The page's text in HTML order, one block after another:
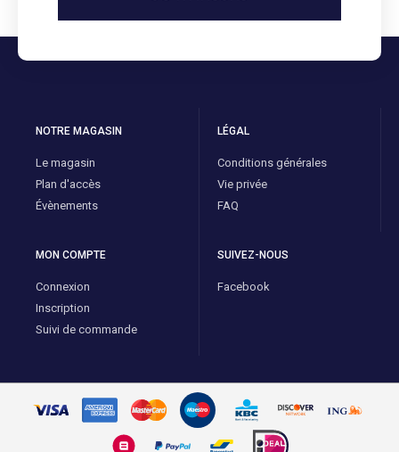
NOTRE MAGASIN
Le magasin
Plan d'accès
Évènements
LÉGAL
Conditions générales
Vie privée
FAQ
MON COMPTE
Connexion
Inscription
Suivi de commande
SUIVEZ-NOUS
Facebook